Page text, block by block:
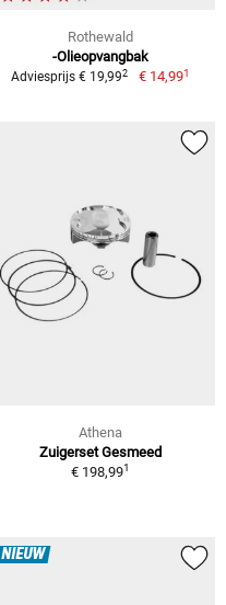
Rothewald
-Olieopvangbak
Adviesprijs € 19,992 € 14,991
Athena
Zuigerset Gesmeed
€ 198,991
NIEUW